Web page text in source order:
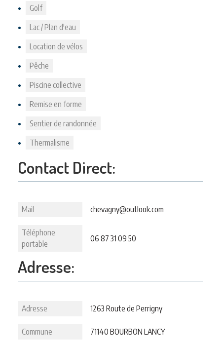
Golf
Lac / Plan d'eau
Location de vélos
Pêche
Piscine collective
Remise en forme
Sentier de randonnée
Thermalisme
Contact Direct:
Mail chevagny@outlook.com
Téléphone
portable
06 87 31 09 50
Adresse:
Adresse 1263 Route de Perrigny
Commune 71140 BOURBON LANCY